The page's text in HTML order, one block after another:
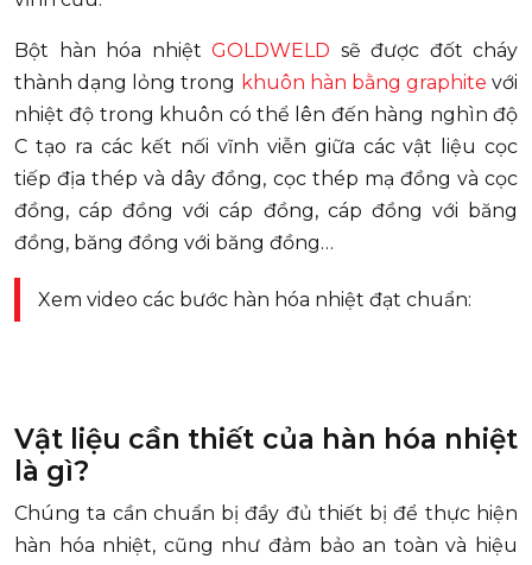
Bột hàn hóa nhiệt GOLDWELD sẽ được đốt cháy
thành dạng lỏng trong khuôn hàn bằng graphite với
nhiệt độ trong khuôn có thể lên đến hàng nghìn độ
C tạo ra các kết nối vĩnh viễn giữa các vật liệu cọc
tiếp địa thép và dây đồng, cọc thép mạ đồng và cọc
đồng, cáp đồng với cáp đồng, cáp đồng với băng
đồng, băng đồng với băng đồng…
Xem video các bước hàn hóa nhiệt đạt chuẩn:
Vật liệu cần thiết của hàn hóa nhiệt
là gì?
Chúng ta cần chuẩn bị đầy đủ thiết bị để thực hiện
hàn hóa nhiệt, cũng như đảm bảo an toàn và hiệu